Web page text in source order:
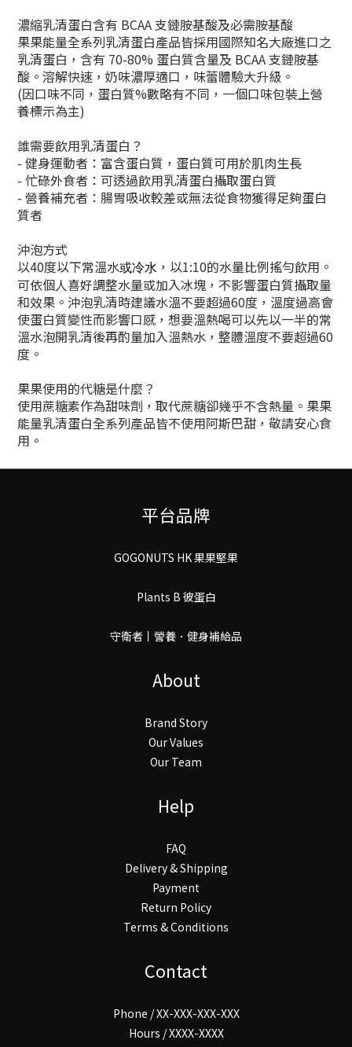
濃縮乳清蛋白含有 BCAA 支鏈胺基酸及必需胺基酸
果果能量全系列乳清蛋白產品皆採用國際知名大廠進口之
乳清蛋白，含有 70-80% 蛋白質含量及 BCAA 支鏈胺基
酸。溶解快速，奶味濃厚適口，味蕾體驗大升級。
(因口味不同，蛋白質%數略有不同，一個口味包裝上營
養標示為主)
誰需要飲用乳清蛋白？
- 健身運動者：富含蛋白質，蛋白質可用於肌肉生長
- 忙碌外食者：可透過飲用乳清蛋白攝取蛋白質
- 營養補充者：腸胃吸收較差或無法從食物獲得足夠蛋白
質者
沖泡方式
以40度以下常溫水或冷水 ，以1:10的水量比例搖勻飲用。
可依個人喜好調整水量或加入冰塊，不影響蛋白質攝取量
和效果。沖泡乳清時建議水溫不要超過60度，溫度過高會
使蛋白質變性而影響口感，想要溫熱喝可以先以一半的常
溫水泡開乳清後再酌量加入溫熱水，整體溫度不要超過60
度。
果果使用的代糖是什麼？
使用蔗糖素作為甜味劑，取代蔗糖卻幾乎不含熱量。果果
能量乳清蛋白全系列產品皆不使用阿斯巴甜，敬請安心食
用。
平台品牌
GOGONUTS HK 果果堅果
Plants B 彼蛋白
守衛者丨謍養．健身補給品
About
Brand Story
Our Values
Our Team
Help
FAQ
Delivery & Shipping
Payment
Return Policy
Terms & Conditions
Contact
Phone / XX-XXX-XXX-XXX
Hours / XXXX-XXXX